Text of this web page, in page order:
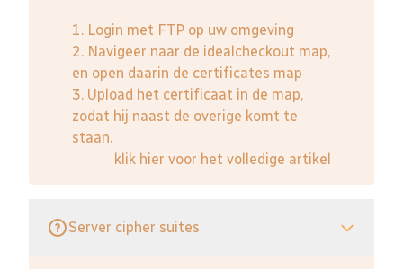
1. Login met FTP op uw omgeving
2. Navigeer naar de idealcheckout map,
en open daarin de certificates map
3. Upload het certificaat in de map,
zodat hij naast de overige komt te
staan.
klik hier voor het volledige artikel
Server cipher suites